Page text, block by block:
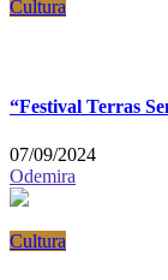
Cultura
“Festival Terras
07/09/2024
Odemira
Cultura